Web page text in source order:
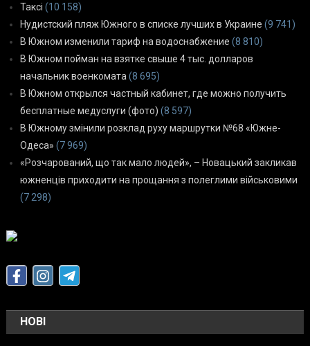
Таксі (10 158)
Нудистский пляж Южного в списке лучших в Украине (9 741)
В Южном изменили тариф на водоснабжение (8 810)
В Южном пойман на взятке свыше 4 тыс. долларов
начальник военкомата (8 695)
В Южном открылся частный кабинет, где можно получить
бесплатные медуслуги (фото) (8 597)
В Южному змінили розклад руху маршрутки №68 «Южне-
Одеса» (7 969)
«Розчарований, що так мало людей», – Новацький закликав
южненців приходити на прощання з полеглими військовими
(7 298)
НОВІ